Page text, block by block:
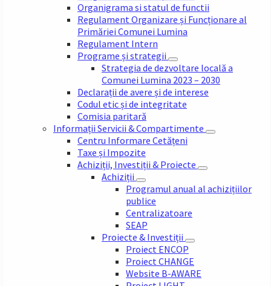
Organigrama si statul de functii
Regulament Organizare și Funcționare al
Primăriei Comunei Lumina
Regulament Intern
Programe și strategii
Strategia de dezvoltare locală a
Comunei Lumina 2023 – 2030
Declarații de avere și de interese
Codul etic și de integritate
Comisia paritară
Informații Servicii & Compartimente
Centru Informare Cetățeni
Taxe și Impozite
Achiziții, Investiții & Proiecte
Achiziții
Programul anual al achizițiilor
publice
Centralizatoare
SEAP
Proiecte & Investiții
Proiect ENCOP
Proiect CHANGE
Website B-AWARE